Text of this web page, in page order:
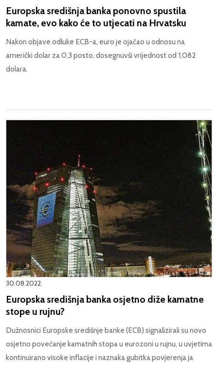
Europska središnja banka ponovno spustila
kamate, evo kako će to utjecati na Hrvatsku
Nakon objave odluke ECB-a, euro je ojačao u odnosu na
američki dolar za 0,3 posto, dosegnuvši vrijednost od 1,082
dolara.
30.08.2022.
Europska središnja banka osjetno diže kamatne
stope u rujnu?
Dužnosnici Europske središnje banke (ECB) signalizirali su novo
osjetno povećanje kamatnih stopa u eurozoni u rujnu, u uvjetima
kontinuirano visoke inflacije i naznaka gubitka povjerenja ja